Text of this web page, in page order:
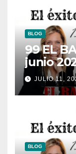
BLOG
99 EL
junio
JULIO 11,
BLOG